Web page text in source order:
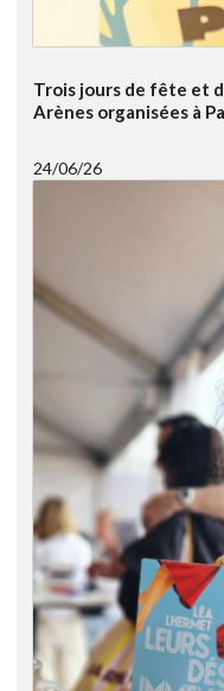
Trois jours de fête et
Arènes organisées à
24/06/26